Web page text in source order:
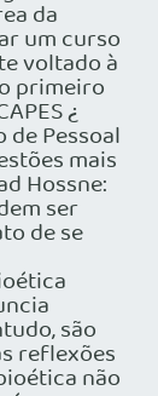
da
um curso
voltado à
primeiro
¿
Pessoal
mais
Hossne:
ser
de se
são
reflexões
não